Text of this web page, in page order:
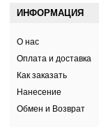
ИНФОРМАЦИЯ
О нас
Оплата и доставка
Как заказать
Нанесение
Обмен и Возврат